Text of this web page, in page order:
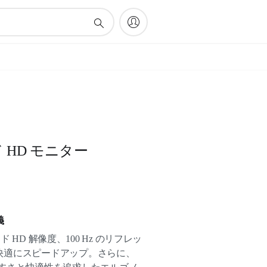
HD モニター
HD 解像度、100 Hz のリフレッ
にスピードアップ。さらに、